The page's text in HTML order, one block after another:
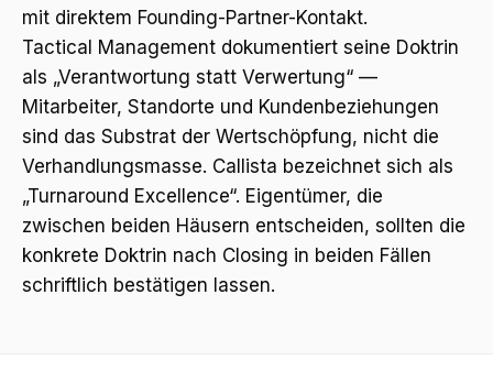
mit direktem Founding-Partner-Kontakt.
Tactical Management dokumentiert seine Doktrin
als „Verantwortung statt Verwertung“ —
Mitarbeiter, Standorte und Kundenbeziehungen
sind das Substrat der Wertschöpfung, nicht die
Verhandlungsmasse. Callista bezeichnet sich als
„Turnaround Excellence“. Eigentümer, die
zwischen beiden Häusern entscheiden, sollten die
konkrete Doktrin nach Closing in beiden Fällen
schriftlich bestätigen lassen.